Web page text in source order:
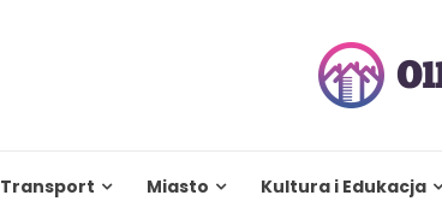
Transport Miasto Kultura i Edukacja